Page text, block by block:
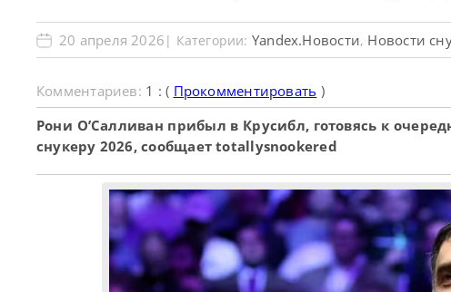
20 апреля 2026 | Категории: Yandex.Новости, Новости
Комментариев: 1 : ( Прокомментировать )
Рони О’Салливан прибыл в Крусибл, готовясь к
снукеру 2026, сообщает totallysnookered